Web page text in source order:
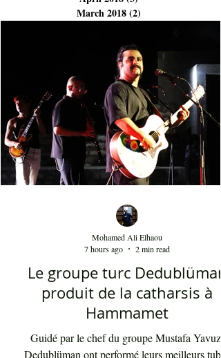
November 2018(3)
(3)
March 2018(2)2 posts
Le groupe turc Dedublüman
produit de la catharsis à
Mohamed Ali Elhaou
7 hours ago
2 min read